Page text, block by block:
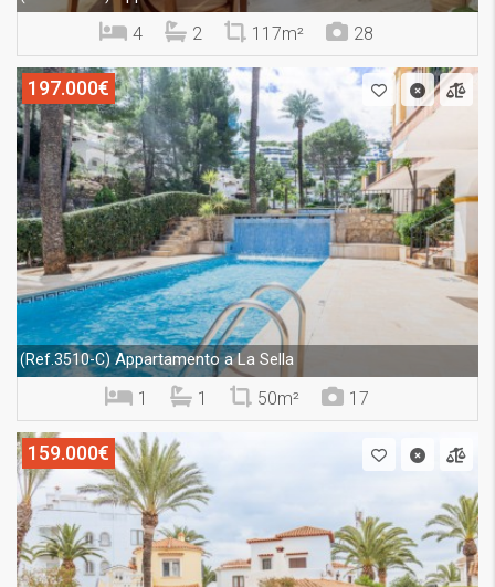
4 2 117m² 28
197.000€
(Ref.3510-C)Appartamento a La Sella
1 1 50m² 17
159.000€